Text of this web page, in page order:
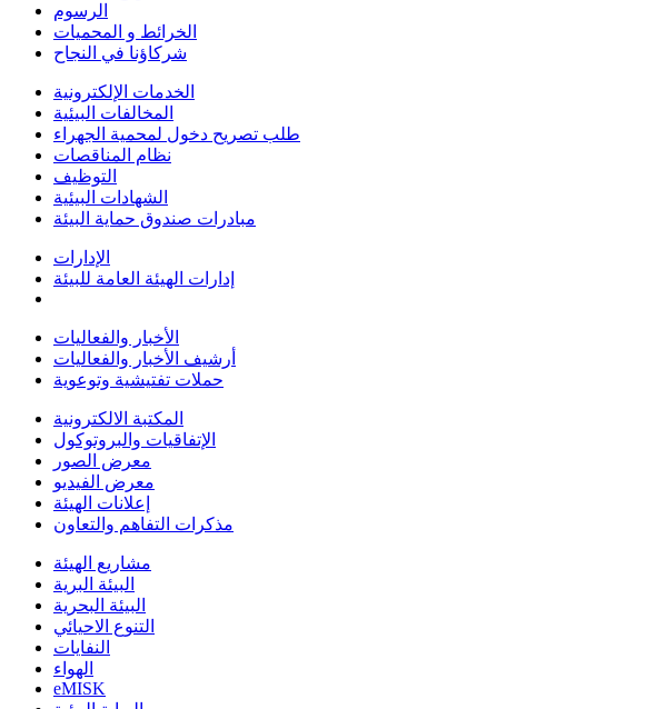
الرسوم
الخرائط و المحميات
شركاؤنا في النجاح
الخدمات الإلكترونية
المخالفات البيئية
طلب تصريح دخول لمحمية الجهراء
نظام المناقصات
التوظيف
الشهادات البيئية
مبادرات صندوق حماية البيئة
الإدارات
إدارات الهيئة العامة للبيئة
الأخبار والفعاليات
أرشيف الأخبار والفعاليات
حملات تفتيشية وتوعوية
المكتبة الالكترونية
الإتفاقيات والبروتوكول
معرض الصور
معرض الفيديو
إعلانات الهيئة
مذكرات التفاهم والتعاون
مشاريع الهيئة
البيئة البرية
البيئة البحرية
التنوع الاحيائي
النفايات
الهواء
eMISK